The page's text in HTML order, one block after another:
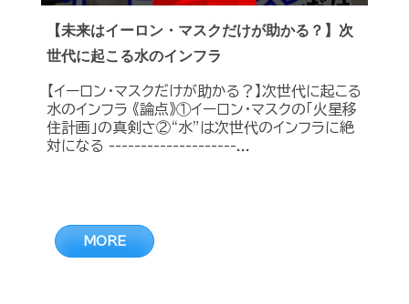
【未来はイーロン・マスクだけが助かる？】次
世代に起こる水のインフラ
【イーロン・マスクだけが助かる？】次世代に起こる
水のインフラ 《論点》①イーロン・マスクの「火星移
住計画」の真剣さ②“水”は次世代のインフラに絶
対になる --------------------...
MORE